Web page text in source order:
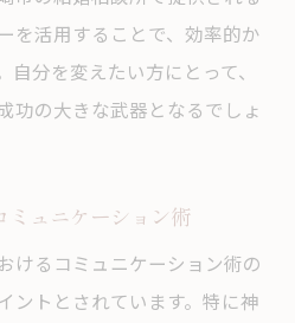
を活用することで、効率的か
分を変えたい方にとって、
功の大きな武器となるでしょ
ミュニケーション術
けるコミュニケーション術の
ントとされています。特に神